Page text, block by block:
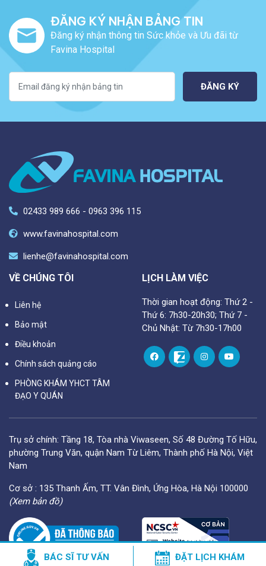
ĐĂNG KÝ NHẬN BẢNG TIN
Đăng ký nhận thông tin Sức khỏe và Ưu đãi từ
Favina Hospital
ĐĂNG KÝ
02433 989 666 - 0963 396 115
www.favinahospital.com
lienhe@favinahospital.com
VỀ CHÚNG TÔI
Liên hệ
Bảo mật
Điều khoản
Chính sách quảng cáo
PHÒNG KHÁM YHCT TÂM
ĐẠO Y QUÁN
LỊCH LÀM VIỆC
Thời gian hoạt động: Thứ 2 -
Thứ 6: 7h30-20h30; Thứ 7 -
Chủ Nhật: Từ 7h30-17h00
Trụ sở chính: Tầng 18, Tòa nhà Viwaseen, Số 48 Đường Tố Hữu,
phường Trung Văn, quận Nam Từ Liêm, Thành phố Hà Nội, Việt
Nam
Cơ sở : 135 Thanh Ấm, TT. Vân Đình, Ứng Hòa, Hà Nội 100000
(Xem bản đồ)
BÁC SĨ TƯ VẤN ĐẶT LỊCH KHÁM